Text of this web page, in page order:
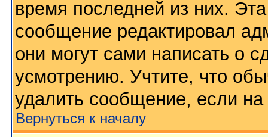
время последней из них.
сообщение редактировал
они могут сами написать о
усмотрению. Учтите, что
удалить сообщение, если на
Вернуться к началу